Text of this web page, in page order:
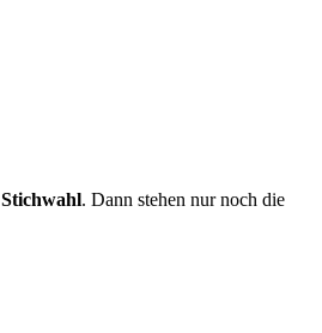
Stichwahl. Dann stehen nur noch die